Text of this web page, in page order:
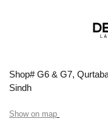
Shop# G6 & G7,
Sindh
Show on map